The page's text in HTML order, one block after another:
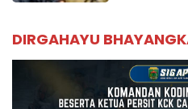
DIRGAHAYU